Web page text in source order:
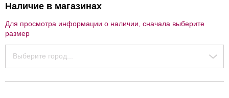
Наличие в магазинах
Для просмотра информации о наличии, сначала выберите
размер
Выберите город...